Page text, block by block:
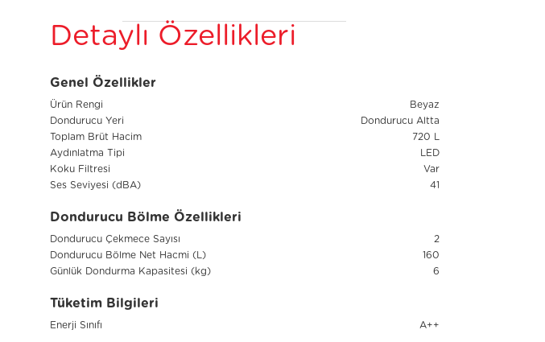
Detaylı Özellikleri
Genel Özellikler
Ürün Rengi
Beyaz
Dondurucu Yeri
Dondurucu Altta
Toplam Brüt Hacim
720 L
Aydınlatma Tipi
LED
Koku Filtresi
Var
Ses Seviyesi (dBA)
41
Dondurucu Bölme Özellikleri
Dondurucu Çekmece Sayısı
2
Dondurucu Bölme Net Hacmi (L)
160
Günlük Dondurma Kapasitesi (kg)
6
Tüketim Bilgileri
Enerji Sınıfı A++